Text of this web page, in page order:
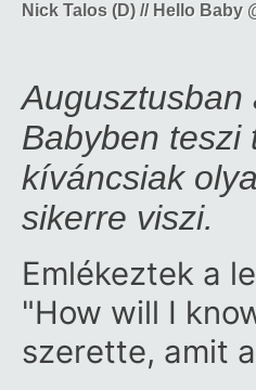
Nick Talos (D) // Hello Baby
Augusztusban
Babyben teszi
kíváncsiak
sikerre viszi.
Emlékeztek a
"How will I
szerette, amit